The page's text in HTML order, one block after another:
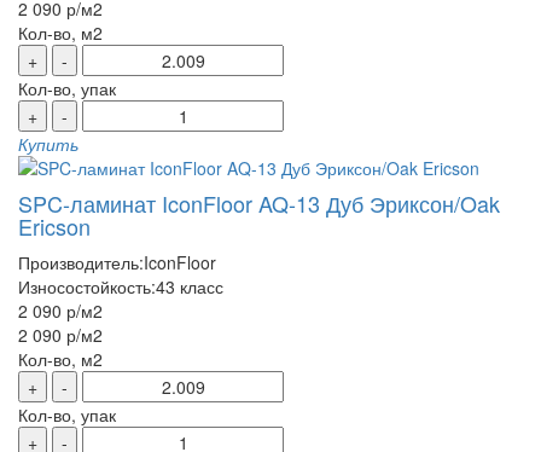
2 090 р/м2
Кол-во, м2
+
-
Кол-во, упак
+
-
Купить
SPC-ламинат IconFloor AQ-13 Дуб Эриксон/Oak
Ericson
Производитель:IconFloor
Износостойкость:43 класс
2 090 р/м2
2 090 р/м2
Кол-во, м2
+
-
Кол-во, упак
+
-